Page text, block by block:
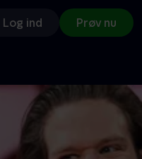
Log ind Prøv nu